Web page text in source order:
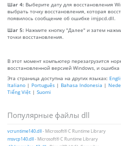
Шаг 4: Выберите дату для восстановления
выбрать точку восстановления, которая
появилось сообщение об ошибке imjpcd.dll.
Шаг 5: Нажмите кнопку "Далее" и затем
точки восстановления.
В этот момент компьютер перезагрузится
восстановленной версией Windows, и
Эта страница доступна на других языках:
Italiano | Português | Bahasa Indonesia |
Tiếng Việt | Suomi
Популярные файлы dll
vcruntime140.dll- Microsoft® C Runtime Library
msvcp140.dll- Microsoft® C Runtime Library